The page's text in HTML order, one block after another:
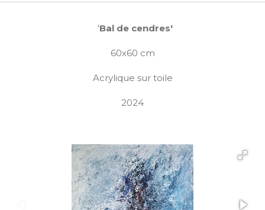
'Bal de cendres'
60x60 cm
Acrylique sur toile
2024